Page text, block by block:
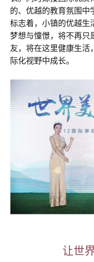
的、优越的教育氛围中
标志着，小镇的优越生
梦想与憧憬，将不再只
友，将在这里健康生活
际化视野中成长。
让世